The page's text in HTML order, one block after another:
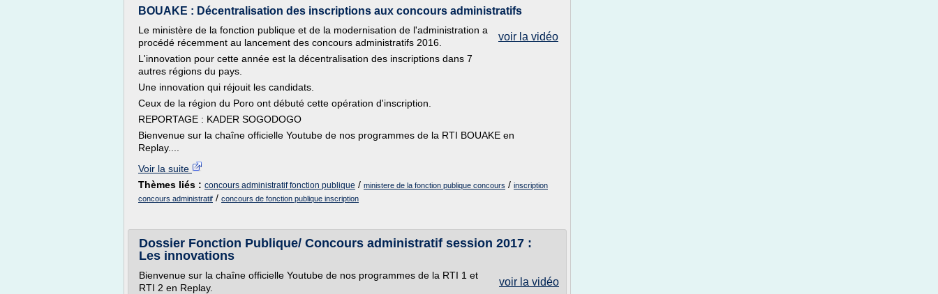
BOUAKE : Décentralisation des inscriptions aux concours administratifs
voir la vidéo
Le ministère de la fonction publique et de la modernisation de l'administration a
procédé récemment au lancement des concours administratifs 2016.
L'innovation pour cette année est la décentralisation des inscriptions dans 7
autres régions du pays.
Une innovation qui réjouit les candidats.
Ceux de la région du Poro ont débuté cette opération d'inscription.
REPORTAGE : KADER SOGODOGO
Bienvenue sur la chaîne officielle Youtube de nos programmes de la RTI BOUAKE en
Replay....
Voir la suite
Thèmes liés : concours administratif fonction publique / ministere de la fonction publique concours / inscription
concours administratif / concours de fonction publique inscription
Dossier Fonction Publique/ Concours administratif session 2017 :
Les innovations
voir la vidéo
Bienvenue sur la chaîne officielle Youtube de nos programmes de la RTI 1 et
RTI 2 en Replay.